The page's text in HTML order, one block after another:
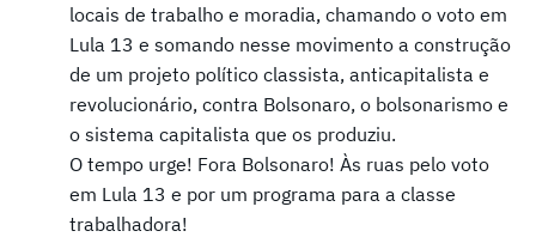
locais de trabalho e moradia, chamando o voto em
Lula 13 e somando nesse movimento a construção
de um projeto político classista, anticapitalista e
revolucionário, contra Bolsonaro, o bolsonarismo e
o sistema capitalista que os produziu.
O tempo urge! Fora Bolsonaro! Às ruas pelo voto
em Lula 13 e por um programa para a classe
trabalhadora!